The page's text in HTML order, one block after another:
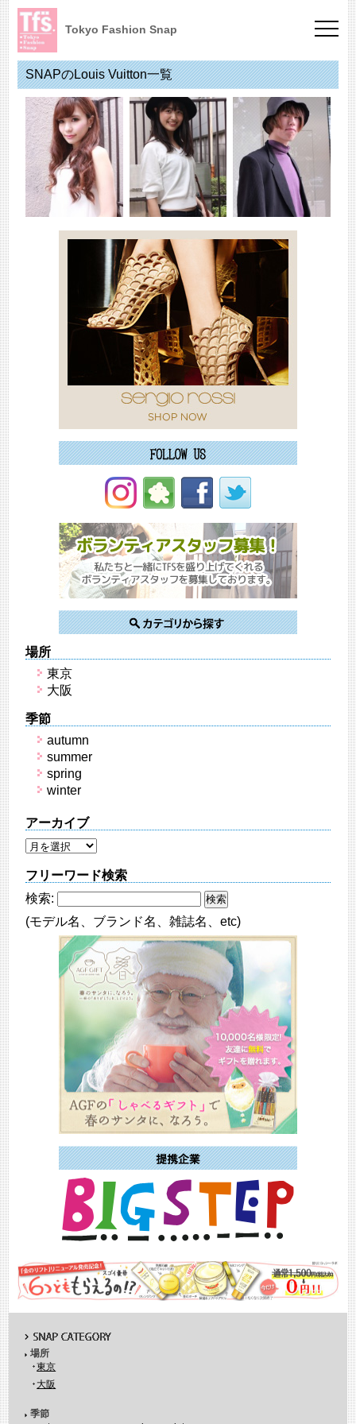
Tokyo Fashion Snap
SNAPのLouis Vuitton一覧
場所
東京
大阪
季節
autumn
summer
spring
winter
アーカイブ
フリーワード検索
検索:
(モデル名、ブランド名、雑誌名、etc)
場所
東京
大阪
季節